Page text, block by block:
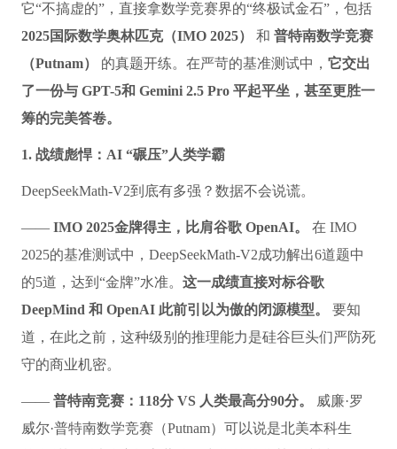
它“不搞虚的”，直接拿数学竞赛界的“终极试金石”，包括
2025国际数学奥林匹克（IMO 2025）
和 普特南数学竞赛
（Putnam）
的真题开练。在严苛的基准测试中， 它交出
了一份与 GPT-5和 Gemini 2.5 Pro 平起平坐，甚至更胜一
筹的完美答卷。
1. 战绩彪悍：AI “碾压”人类学霸
DeepSeekMath-V2到底有多强？数据不会说谎。
—— IMO 2025金牌得主，比肩谷歌 OpenAI。
在 IMO
2025的基准测试中，DeepSeekMath-V2成功解出6道题中
的5道，达到“金牌”水准。 这一成绩直接对标谷歌
DeepMind 和 OpenAI 此前引以为傲的闭源模型。
要知
道，在此之前，这种级别的推理能力是硅谷巨头们严防死
守的商业机密。
—— 普特南竞赛：118分 VS 人类最高分90分。
威廉·罗
威尔·普特南数学竞赛（Putnam）可以说是北美本科生